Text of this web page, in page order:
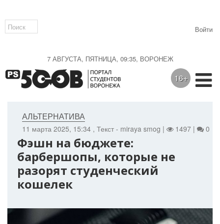
7 АВГУСТА, ПЯТНИЦА, 09:35, ВОРОНЕЖ
Войти
16+
11 марта 2025, 15:34 , Текст - miraya smog | 1497 | 0
АЛЬТЕРНАТИВА
Фэшн на бюджете:
барбершопы, которые не
разорят студенческий
кошелек